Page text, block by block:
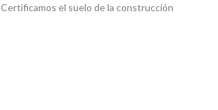
Certificamos el suelo de la construcción